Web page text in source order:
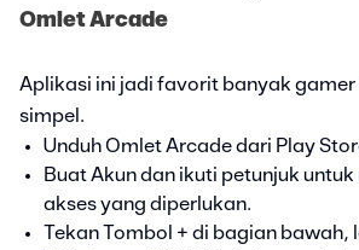
Omlet Arcade
Aplikasi ini jadi favorit banyak gamer
simpel.
Unduh Omlet Arcade dari Play
Buat Akun dan ikuti petunjuk
akses yang diperlukan.
Tekan Tombol + di bagian bawah,